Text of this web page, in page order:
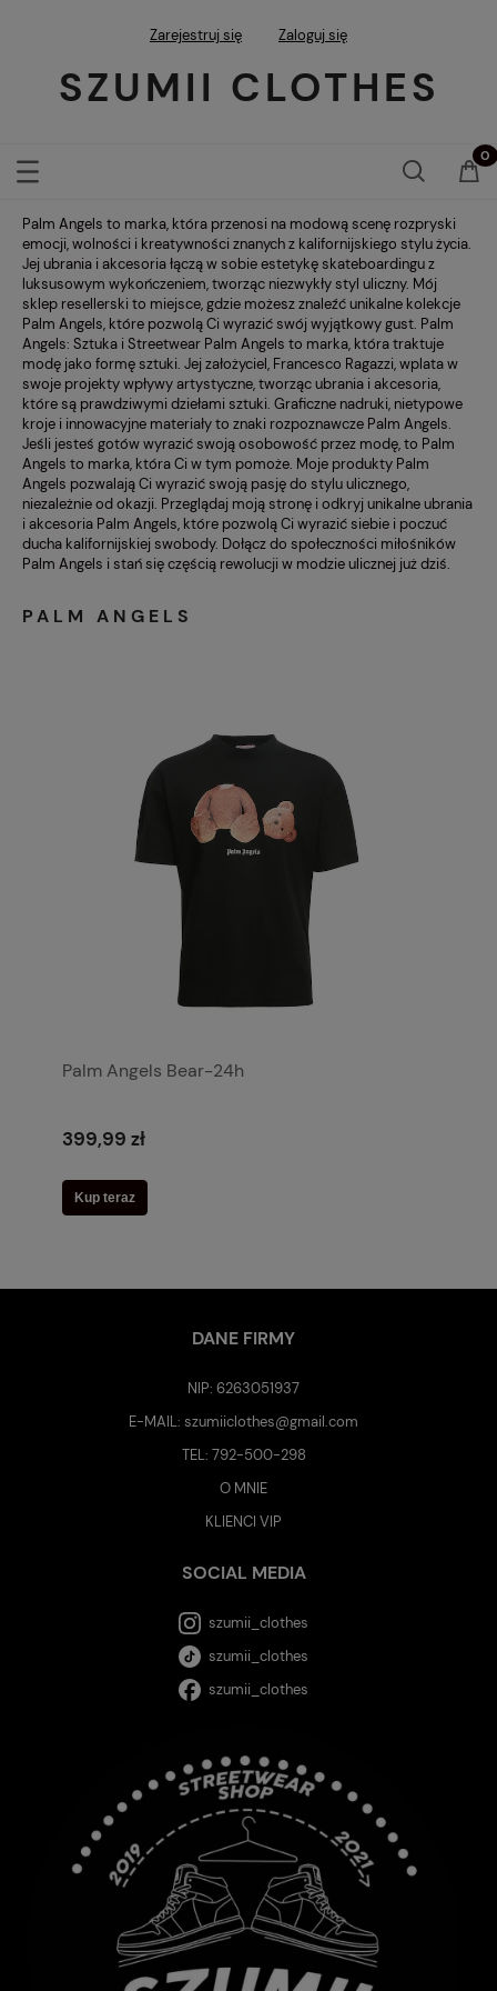
Zarejestruj się Zaloguj się
SZUMII CLOTHES
Palm Angels to marka, która przenosi na modową scenę rozpryski
emocji, wolności i kreatywności znanych z kalifornijskiego stylu życia.
Jej ubrania i akcesoria łączą w sobie estetykę skateboardingu z
luksusowym wykończeniem, tworząc niezwykły styl uliczny. Mój
sklep resellerski to miejsce, gdzie możesz znaleźć unikalne kolekcje
Palm Angels, które pozwolą Ci wyrazić swój wyjątkowy gust. Palm
Angels: Sztuka i Streetwear Palm Angels to marka, która traktuje
modę jako formę sztuki. Jej założyciel, Francesco Ragazzi, wplata w
swoje projekty wpływy artystyczne, tworząc ubrania i akcesoria,
które są prawdziwymi dziełami sztuki. Graficzne nadruki, nietypowe
kroje i innowacyjne materiały to znaki rozpoznawcze Palm Angels.
Jeśli jesteś gotów wyrazić swoją osobowość przez modę, to Palm
Angels to marka, która Ci w tym pomoże. Moje produkty Palm
Angels pozwalają Ci wyrazić swoją pasję do stylu ulicznego,
niezależnie od okazji. Przeglądaj moją stronę i odkryj unikalne ubrania
i akcesoria Palm Angels, które pozwolą Ci wyrazić siebie i poczuć
ducha kalifornijskiej swobody. Dołącz do społeczności miłośników
Palm Angels i stań się częścią rewolucji w modzie ulicznej już dziś.
PALM ANGELS
Palm Angels Bear-24h
399,99 zł
Kup teraz
DANE FIRMY
NIP: 6263051937
E-MAIL:szumiiclothes@gmail.com
TEL: 792-500-298
O MNIE
KLIENCI VIP
SOCIAL MEDIA
szumii_clothes
szumii_clothes
szumii_clothes